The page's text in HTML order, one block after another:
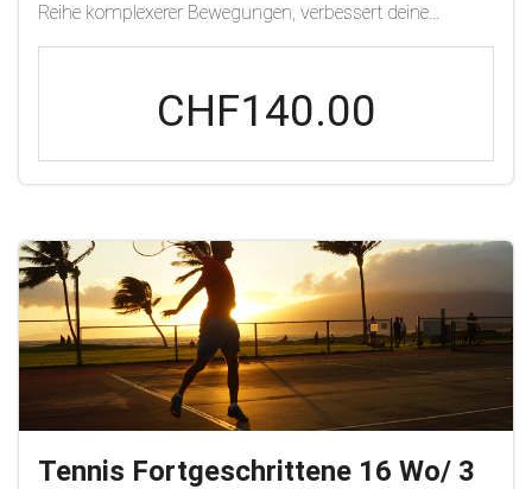
Reihe komplexerer Bewegungen, verbessert deine
allgemeinen sportlichen Fähigkeiten, deine Kraft und
zunehmen, und jede Phase wird einen anderen
Schwerpunkt haben, um eine abgerundete Athletik
aufzubauen.Zu Beginn dieses Trainings werden Tests
aus dem Neuroathletiktraining gemacht, um auf dich
vorzuschalten, damit dein Gehirn bessere Leistungen
überhaupt zulässt.Phasen:FoundationHypertrophyBuild
CapacityMax StrenghtPower
CHF140.00
Tennis Fortgeschrittene 16 Wo/ 3